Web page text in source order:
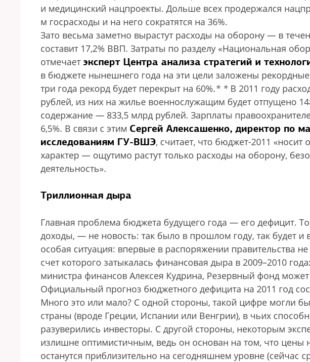
и медицинский нацпроекты. Дольше всех продержался
м госрасходы и на него сократятся на 36%.
Зато весьма заметно вырастут расходы на оборону — в
составит 17,2% ВВП. Затраты по разделу «Национальная
отмечает эксперт Центра анализа стратегий и
в бюджете нынешнего года на эти цели заложены
три года рекорд будет перекрыт на 60%.* * В 2011 году
рублей, из них на жилье военнослужащим будет отпущено
содержание — 833,5 млрд рублей. Зарплаты
6,5%. В связи с этим Сергей Алексашенко, директор по
исследованиям ГУ-ВШЭ, считает, что бюджет-2011
характер — ощутимо растут только расходы на оборону,
деятельность».
Триллионная дыра
Главная проблема бюджета будущего года — его дефицит.
доходы, — не новость: так было в прошлом году, так будет и
особая ситуация: впервые в распоряжении правительства
счет которого затыкалась финансовая дыра в 2009–2010
министра финансов Алексея Кудрина, Резервный фонд
Официальный прогноз бюджетного дефицита на 2011 год
Много это или мало? С одной стороны, такой цифре могли
страны (вроде Греции, Испании или Венгрии), в чьих
разуверились инвесторы. С другой стороны, некоторым
излишне оптимистичным, ведь он основан на том, что цены
останутся приблизительно на сегодняшнем уровне (сейчас